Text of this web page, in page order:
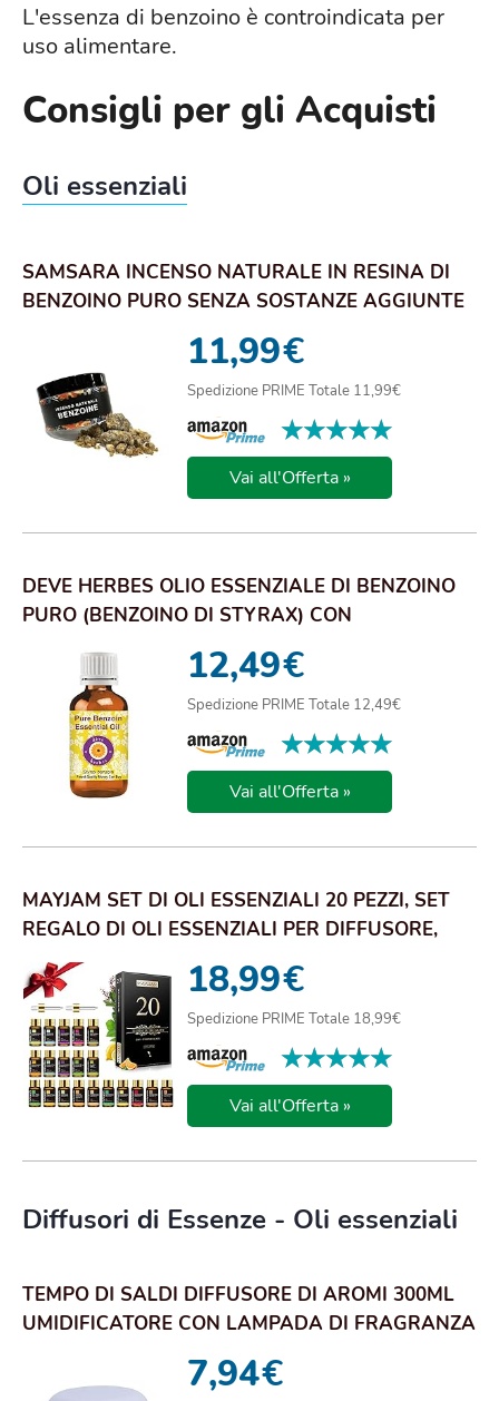
L'essenza di benzoino è controindicata per
uso alimentare.
Consigli per gli Acquisti
Oli essenziali
SAMSARA INCENSO NATURALE IN RESINA DI
BENZOINO PURO SENZA SOSTANZE AGGIUNTE
11,99€
Spedizione PRIME Totale 11,99€
★★★★★
★★★★★
Vai all'Offerta »
DEVE HERBES OLIO ESSENZIALE DI BENZOINO
PURO (BENZOINO DI STYRAX) CON
12,49€
Spedizione PRIME Totale 12,49€
★★★★★
★★★★★
Vai all'Offerta »
MAYJAM SET DI OLI ESSENZIALI 20 PEZZI, SET
REGALO DI OLI ESSENZIALI PER DIFFUSORE,
UMID...
18,99€
Spedizione PRIME Totale 18,99€
★★★★★
★★★★★
Vai all'Offerta »
Diffusori di Essenze - Oli essenziali
TEMPO DI SALDI DIFFUSORE DI AROMI 300ML
UMIDIFICATORE CON LAMPADA DI FRAGRANZA
7,94€